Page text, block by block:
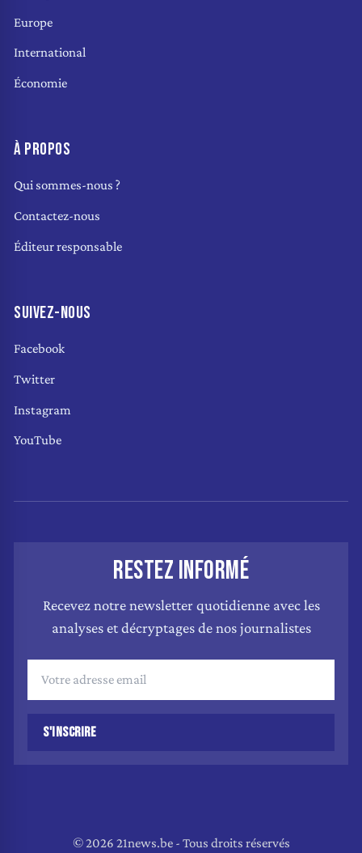
Europe
International
Économie
À PROPOS
Qui sommes-nous ?
Contactez-nous
Éditeur responsable
SUIVEZ-NOUS
Facebook
Twitter
Instagram
YouTube
RESTEZ INFORMÉ
Recevez notre newsletter quotidienne avec les
analyses et décryptages de nos journalistes
S'INSCRIRE
© 2026 21news.be - Tous droits réservés